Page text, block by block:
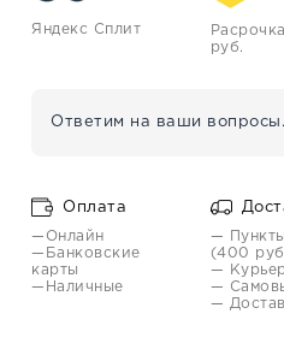
Яндекс Сплит
руб.
Ответим на ваши вопросы.
Оплата
—Онлайн
—Банковские
карты
—Наличные
—
(400
—
—
—